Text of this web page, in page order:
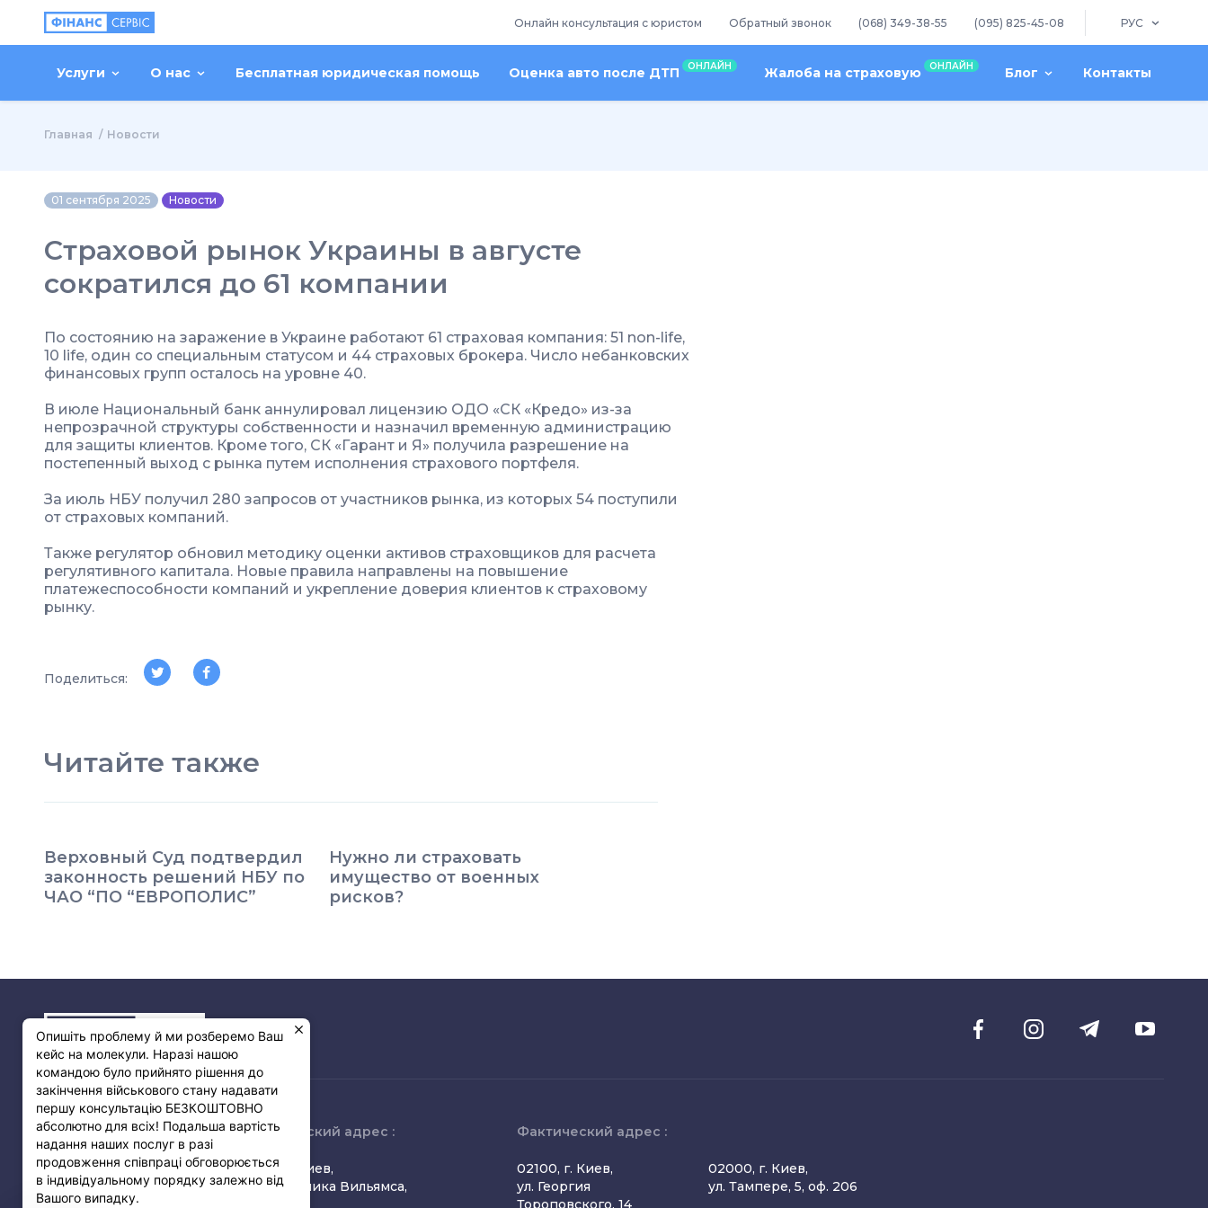
Онлайн консультация с юристом Обратный звонок (068) 349-38-55 (095) 825-45-08 РУС
Услуги О нас Бесплатная юридическая помощь Оценка авто после ДТП ОНЛАЙН Жалоба на страховую ОНЛАЙН Блог Контакты
Главная Новости
01 сентября 2025 Новости
Страховой рынок Украины в августе
сократился до 61 компании
По состоянию на заражение в Украине работают 61 страховая компания: 51 non-life,
10 life, один со специальным статусом и 44 страховых брокера. Число небанковских
финансовых групп осталось на уровне 40.
В июле Национальный банк аннулировал лицензию ОДО «СК «Кредо» из-за
непрозрачной структуры собственности и назначил временную администрацию
для защиты клиентов. Кроме того, СК «Гарант и Я» получила разрешение на
постепенный выход с рынка путем исполнения страхового портфеля.
За июль НБУ получил 280 запросов от участников рынка, из которых 54 поступили
от страховых компаний.
Также регулятор обновил методику оценки активов страховщиков для расчета
регулятивного капитала. Новые правила направлены на повышение
платежеспособности компаний и укрепление доверия клиентов к страховому
рынку.
Поделиться:
Читайте также
Верховный Суд подтвердил
законность решений НБУ по
ЧАО “ПО “ЕВРОПОЛИС”
Нужно ли страховать
имущество от военных
рисков?
Связь с нами :
(068) 349-38-55
(095) 825-45-08
info@fins.com.ua
Юридический адрес :
03150, г. Киев,
ул. Академика Вильямса,
Фактический адрес :
02100, г. Киев,
ул. Георгия
Тороповского, 14
02000, г. Киев,
ул. Тампере, 5, оф. 206
Опишіть проблему й ми розберемо Ваш
кейс на молекули. Наразі нашою
командою було прийнято рішення до
закінчення військового стану надавати
першу консультацію БЕЗКОШТОВНО
абсолютно для всіх! Подальша вартість
надання наших послуг в разі
продовження співпраці обговорюється
в індивідуальному порядку залежно від
Вашого випадку.